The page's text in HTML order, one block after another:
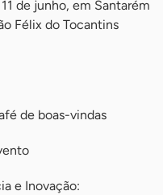
de junho, em Santarém
Félix do Tocantins
de boas-vindas
e Inovação: